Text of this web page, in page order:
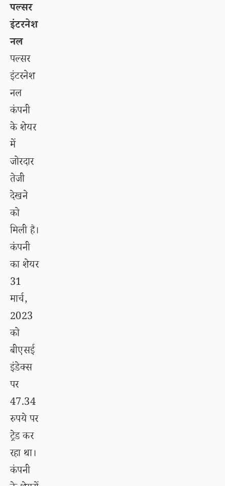
पल्सर
इंटरनेश
नल
पल्सर
इंटरनेश
नल
कंपनी
के शेयर
में
जोरदार
तेजी
देखने
को
मिली है।
कंपनी
का शेयर
31
मार्च,
2023
को
बीएसई
इंडेक्स
पर
47.34
रुपये पर
ट्रेड कर
रहा था।
कंपनी